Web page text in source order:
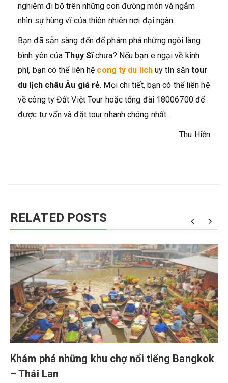
nghiệm đi bộ trên những con đường mòn và ngắm
nhìn sự hùng vĩ của thiên nhiên nơi đại ngàn.
Bạn đã sẵn sàng đến để phám phá những ngôi làng
bình yên củaThụy Sĩchưa? Nếu bạn e ngại về kinh
phí, bạn có thể liên hệ cong ty du lichuy tín săn tour
du lịch châu Âu giá rẻ. Mọi chi tiết, bạn có thể liên hệ
về công ty Đất Việt Tour hoặc tổng đài 18006700 để
được tư vấn và đặt tour nhanh chóng nhất.
Thu Hiền
RELATED POSTS
Khám phá những khu chợ nổi tiếng Bangkok
– Thái Lan